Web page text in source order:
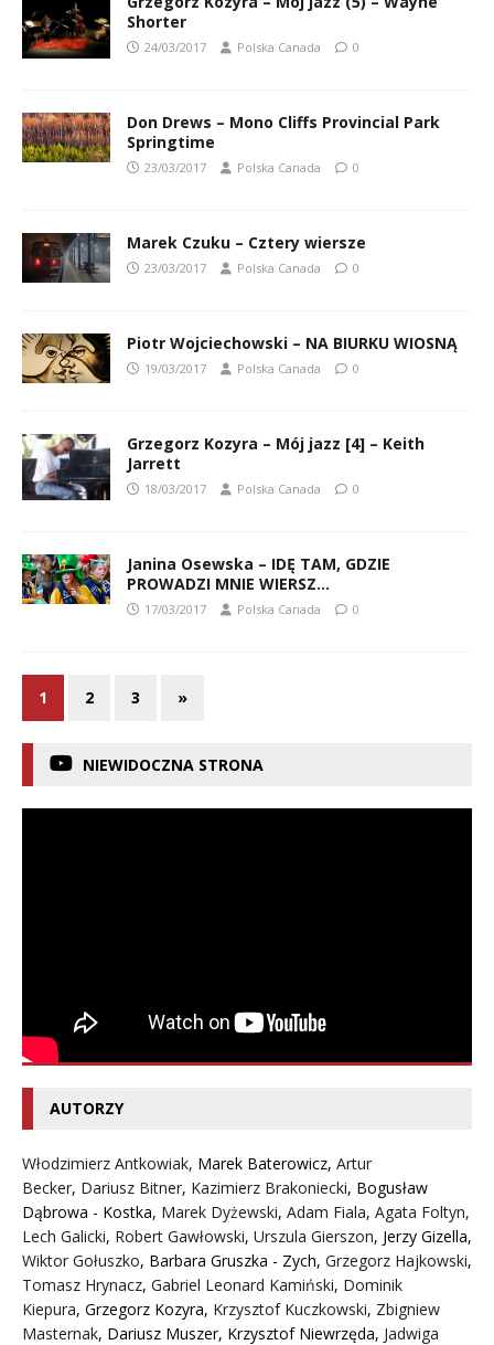
Shorter
24/03/2017 Polska Canada 0
Don Drews – Mono Cliffs Provincial Park
Springtime
23/03/2017 Polska Canada 0
Marek Czuku – Cztery wiersze
23/03/2017 Polska Canada 0
Piotr Wojciechowski – NA BIURKU WIOSNĄ
19/03/2017 Polska Canada 0
Grzegorz Kozyra – Mój jazz [4] – Keith
Jarrett
18/03/2017 Polska Canada 0
Janina Osewska – IDĘ TAM, GDZIE
PROWADZI MNIE WIERSZ…
17/03/2017 Polska Canada 0
1 2 3 »
NIEWIDOCZNA STRONA
AUTORZY
Włodzimierz Antkowiak, Marek Baterowicz, Artur
Becker, Dariusz Bitner, Kazimierz Brakoniecki, Bogusław
Dąbrowa - Kostka, Marek Dyżewski, Adam Fiala, Agata Foltyn,
Lech Galicki, Robert Gawłowski, Urszula Gierszon, Jerzy Gizella,
Wiktor Gołuszko, Barbara Gruszka - Zych, Grzegorz Hajkowski,
Tomasz Hrynacz, Gabriel Leonard Kamiński, Dominik
Kiepura, Grzegorz Kozyra, Krzysztof Kuczkowski, Zbigniew
Masternak, Dariusz Muszer, Krzysztof Niewrzęda, Jadwiga